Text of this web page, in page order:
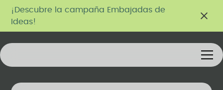
¡Descubre la campaña Embajadas de
Ideas!